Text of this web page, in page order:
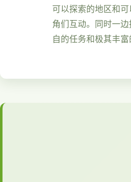
可以探索的地区和
角们互动。同时一
自的任务和极其丰